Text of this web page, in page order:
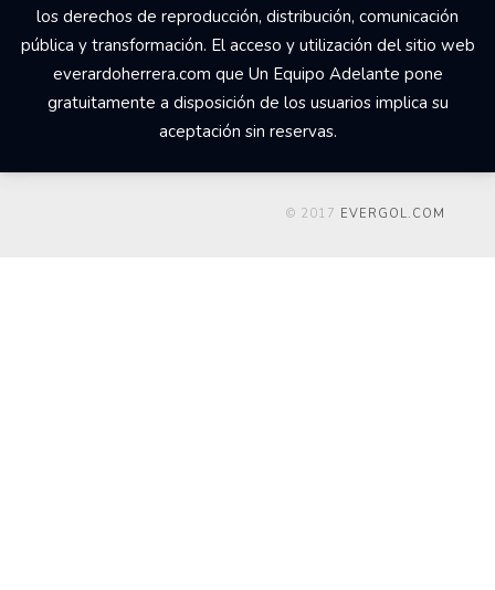
los derechos de reproducción, distribución, comunicación
pública y transformación. El acceso y utilización del sitio web
everardoherrera.com que Un Equipo Adelante pone
gratuitamente a disposición de los usuarios implica su
aceptación sin reservas.
© 2017 EVERGOL.COM